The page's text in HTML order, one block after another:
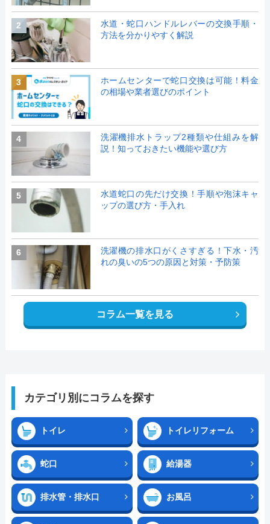
2
水道・蛇口ハンドルレバーの交換手順・
方法を分かりやすく解説
3
ホームセンターで蛇口交換は可能！料金
の相場や業者選びのポイント
4
洗濯機排水トラップ2種類や仕組みを解
説！知っておきたい機能や選び方
5
水道蛇口の先だけ交換！手順や泡沫キャ
ップの選び方・手入れ
6
洗濯機の排水口がくさすぎる！下水・汚
れの臭いの5つの原因と対策・予防策
コラム一覧を見る
カテゴリ別にコラムを探す
トイレ トイレリフォーム
蛇口 給湯器
排水管・排水口 お風呂